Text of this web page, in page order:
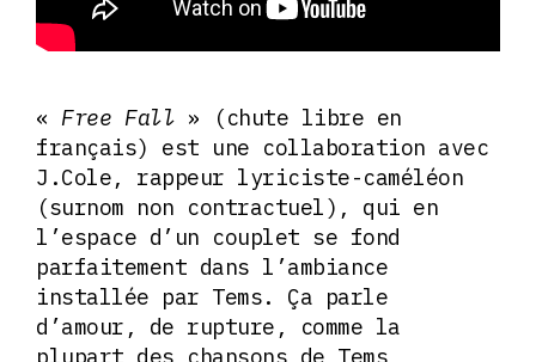
« Free Fall » (chute libre en
français) est une collaboration avec
J.Cole, rappeur lyriciste-caméléon
(surnom non contractuel), qui en
l’espace d’un couplet se fond
parfaitement dans l’ambiance
installée par Tems. Ça parle
d’amour, de rupture, comme la
plupart des chansons de Tems